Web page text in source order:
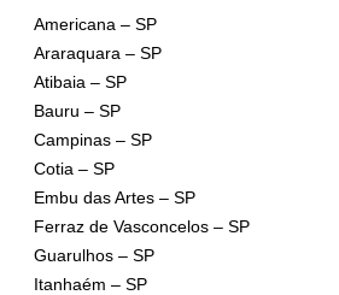
Americana – SP
Araraquara – SP
Atibaia – SP
Bauru – SP
Campinas – SP
Cotia – SP
Embu das Artes – SP
Ferraz de Vasconcelos – SP
Guarulhos – SP
Itanhaém – SP